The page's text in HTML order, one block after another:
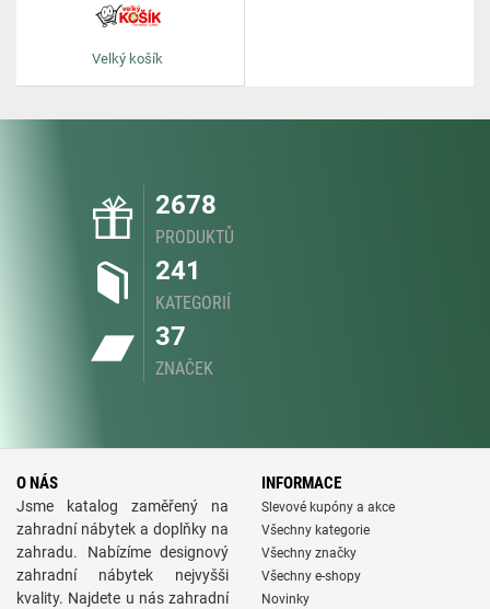
Velký košík
2678
PRODUKTŮ
241
KATEGORIÍ
37
ZNAČEK
O NÁS
Jsme katalog zaměřený na
zahradní nábytek a doplňky na
zahradu. Nabízíme designový
zahradní nábytek nejvyšši
kvality. Najdete u nás zahradní
INFORMACE
Slevové kupóny a akce
Všechny kategorie
Všechny značky
Všechny e-shopy
Novinky